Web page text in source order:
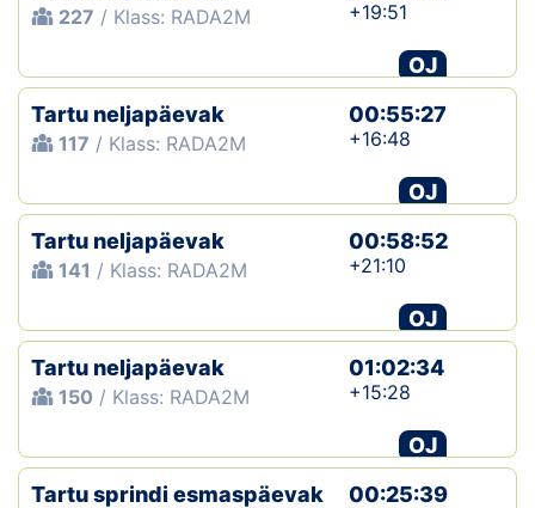
227 / Klass: RADA2M +19:51
OJ
Tartu neljapäevak
117 / Klass: RADA2M
00:55:27
+16:48
OJ
Tartu neljapäevak
141 / Klass: RADA2M
00:58:52
+21:10
OJ
Tartu neljapäevak
150 / Klass: RADA2M
01:02:34
+15:28
OJ
Tartu sprindi esmaspäevak
00:25:39